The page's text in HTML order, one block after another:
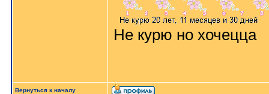
Не курю но хочецца
Вернуться к началу